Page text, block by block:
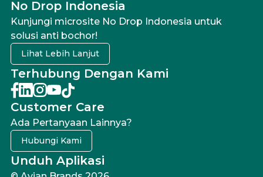
No Drop Indonesia
Kunjungi microsite No Drop Indonesia untuk
solusi anti bochor!
Lihat Lebih Lanjut
Terhubung Dengan Kami
Customer Care
Ada Pertanyaan Lainnya?
Hubungi Kami
Unduh Aplikasi